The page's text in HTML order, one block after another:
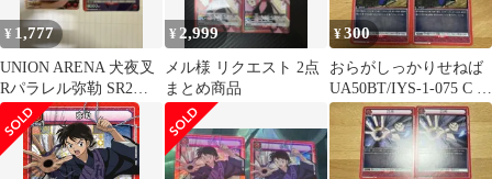
¥ 1,777
UNION ARENA 犬夜叉
Rパラレル弥勒 SR2枚
セット
¥ 2,999
メル様 リクエスト 2点
まとめ商品
¥300
おらがしっかりせねば
UA50BT/IYS-1-075 C 4
枚セット